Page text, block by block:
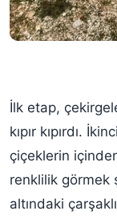
İlk etap,
kıpır kıpırdı.
çiçeklerin
renklilik görmek
altındaki